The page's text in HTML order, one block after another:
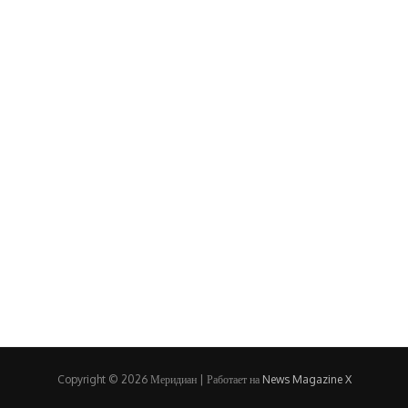
Copyright © 2026 Меридиан | Работает на News Magazine X